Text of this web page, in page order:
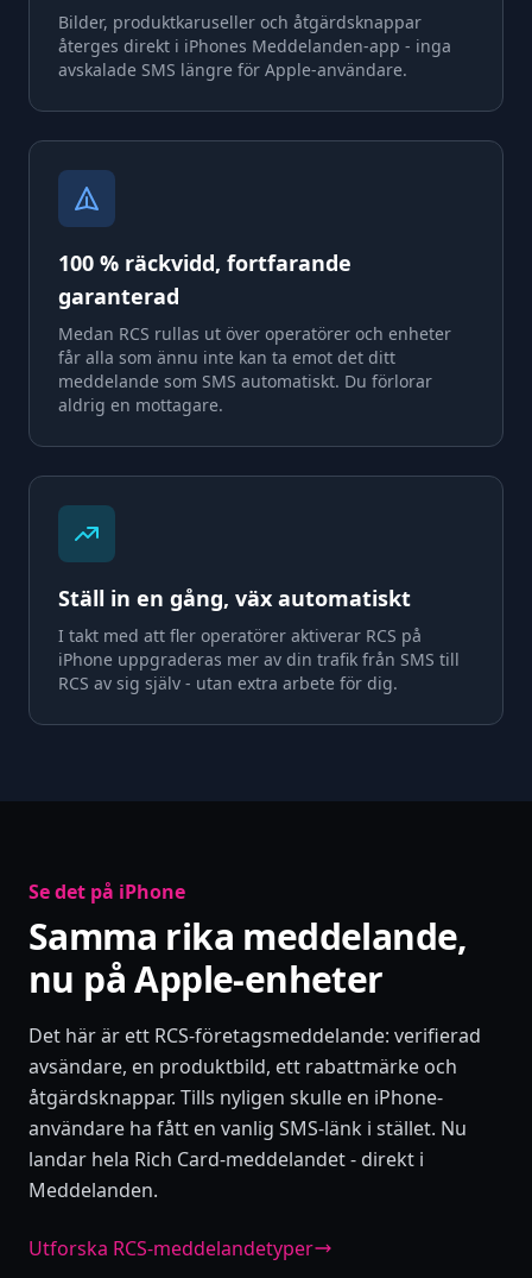
Bilder, produktkaruseller och åtgärdsknappar
återges direkt i iPhones Meddelanden-app - inga
avskalade SMS längre för Apple-användare.
100 % räckvidd, fortfarande
garanterad
Medan RCS rullas ut över operatörer och enheter
får alla som ännu inte kan ta emot det ditt
meddelande som SMS automatiskt. Du förlorar
aldrig en mottagare.
Ställ in en gång, väx automatiskt
I takt med att fler operatörer aktiverar RCS på
iPhone uppgraderas mer av din trafik från SMS till
RCS av sig själv - utan extra arbete för dig.
Se det på iPhone
Samma rika meddelande,
nu på Apple-enheter
Det här är ett RCS-företagsmeddelande: verifierad
avsändare, en produktbild, ett rabattmärke och
åtgärdsknappar. Tills nyligen skulle en iPhone-
användare ha fått en vanlig SMS-länk i stället. Nu
landar hela Rich Card-meddelandet - direkt i
Meddelanden.
Utforska RCS-meddelandetyper